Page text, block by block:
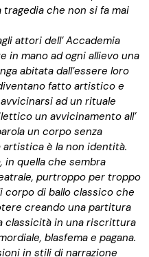
che non si fa mai
attori dell’ Accademia
in mano ad ogni allievo una
abitata dall’essere loro
fatto artistico e
ad un rituale
un avvicinamento all’
un corpo senza
artistica è la non identità.
in quella che sembra
purtroppo per troppo
di ballo classico che
creando una partitura
classicità in una riscrittura
blasfema e pagana.
in stili di narrazione